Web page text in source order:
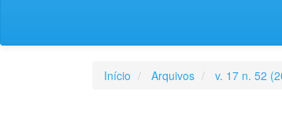
Início Arquivos v. 17 n. 52